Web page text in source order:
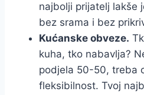
najbolji prijatelj lakše
bez srama i bez
Kućanske obveze.
kuha, tko nabavlja?
podjela 50-50, treba
fleksibilnost. Tvoj